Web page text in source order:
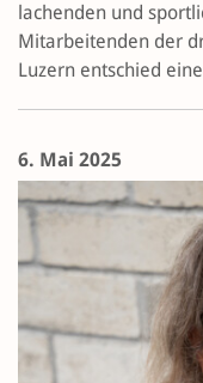
lachenden und
Mitarbeitenden der
Luzern entschied
6. Mai 2025